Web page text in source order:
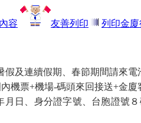
容 友善列印 列印金廈
假及連續假期、春節期間請來電
機票+機場-碼頭來回接送+金廈
日、身分證字號、台胞證號